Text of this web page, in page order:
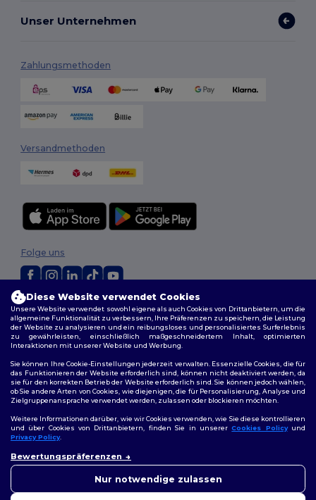
Unser Unternehmen
Zahlungsmethoden
Versandmethoden
2026. Alle Rechte vorbehalten
Allgemeine Geschäftsbedingungen|Personalisierungsrichtlinien|
Datenschutzbestimmungen| Cookie-Richtlinie|Site Map
Folge uns
Diese Website verwendet Cookies
Unsere Website verwendet sowohl eigene als auch Cookies von Drittanbietern, um die
allgemeine Funktionalität zu verbessern, Ihre Präferenzen zu speichern, die Leistung
der Website zu analysieren und ein reibungsloses und personalisiertes Surferlebnis
zu gewährleisten, einschließlich maßgeschneidertem Inhalt, optimierten
Interaktionen mit unserer Website und Werbung.
Sie können Ihre Cookie-Einstellungen jederzeit verwalten. Essenzielle Cookies, die für
das Funktionieren der Website erforderlich sind, können nicht deaktiviert werden, da
sie für den korrekten Betrieb der Website erforderlich sind. Sie können jedoch wählen,
ob Sie andere Arten von Cookies, wie diejenigen, die für Personalisierung, Analyse und
Zielgruppenansprache verwendet werden, zulassen oder blockieren möchten.
Weitere Informationen darüber, wie wir Cookies verwenden, wie Sie diese kontrollieren
und über Cookies von Drittanbietern, finden Sie in unsererCookies Policyund
Privacy Policy.
Bewertungspräferenzen
Nur notwendige zulassen
uns jederzeit kontaktieren.